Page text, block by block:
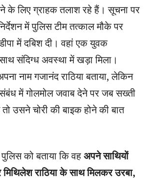
के लिए ग्राहक तलाश रहे हैं। सूचना पर
में पुलिस टीम तत्काल मौके पर
में दबिश दी। वहां एक युवक
संदिग्ध अवस्था में खड़ा मिला।
नाम गजानंद राठिया बताया, लेकिन
में गोलमोल जवाब देने पर जब सख्ती
उसने चोरी की बाइक होने की बात
को बताया कि वहअपने साथियों
राठिया के साथ मिलकर उरबा,